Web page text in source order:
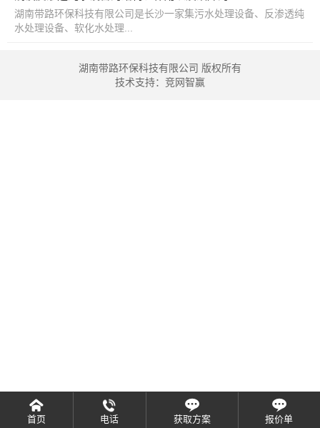
湖南带路环保科技有限公司是长沙一家集污水处理设备、反渗透纯
水处理设备、软化水处理...
湖南带路环保科技有限公司 版权所有
技术支持： 竞网智赢
首页 电话 获取方案 报价单